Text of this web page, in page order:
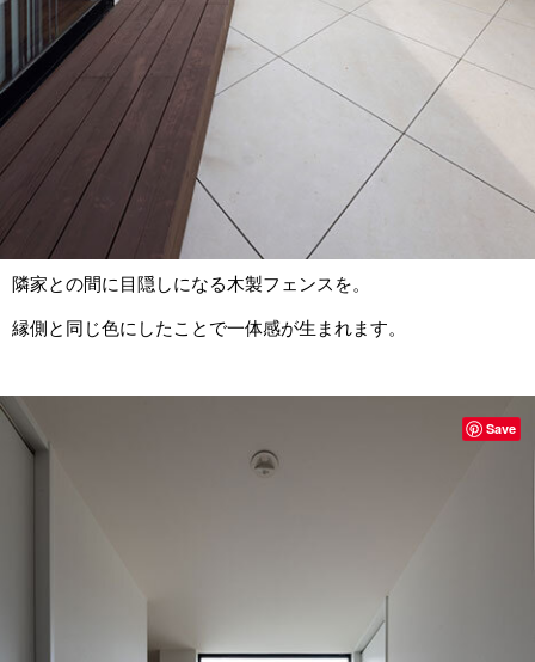
隣家との間に目隠しになる木製フェンスを。
縁側と同じ色にしたことで一体感が生まれます。
Save